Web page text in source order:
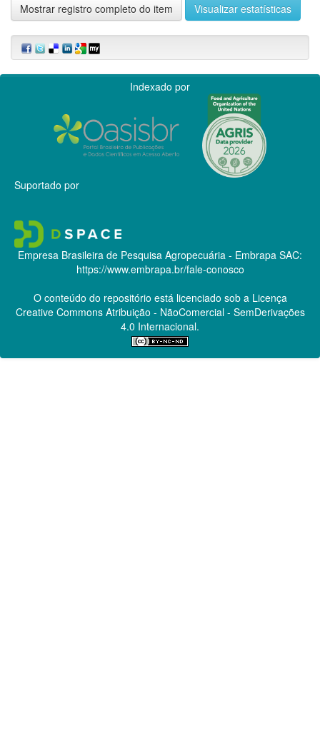
Mostrar registro completo do item Visualizar estatísticas
Indexado por
Suportado por
Empresa Brasileira de Pesquisa Agropecuária - Embrapa SAC:
https://www.embrapa.br/fale-conosco
O conteúdo do repositório está licenciado sob a Licença
Creative CommonsAtribuição - NãoComercial - SemDerivações
4.0 Internacional.